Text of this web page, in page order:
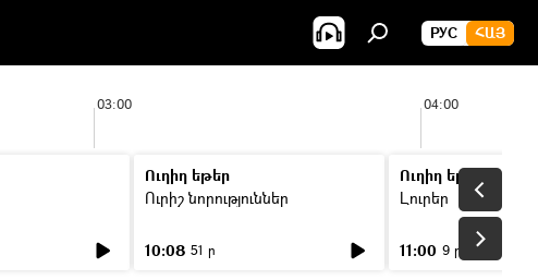
РУС ՀԱՅ
03:00 04:00
Ուղիղ եթեր
Ուրիշ նորություններ
10:08 51 ր
Ուղիղ եթեր
Լուրեր
11:00 9 ր